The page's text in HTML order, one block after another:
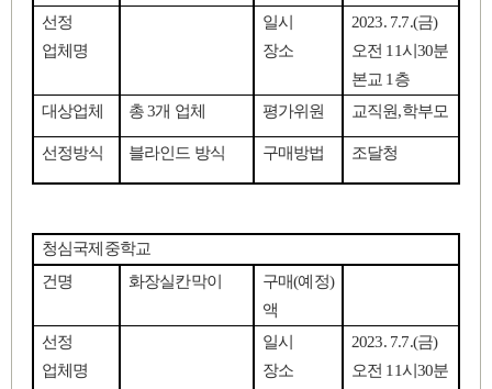
선정
업체명
일시
장소
2023. 7.7.(금)
오전 11시30분
본교 1 층
대상업체
총3개 업체 평가위원 교직원,학부모
선정방식 블라인드 방식 구매방법 조달청
청심국제중학교
건명
화장실칸막이 구매(예정)
액
선정
업체명
일시
장소
2023. 7.7.(금)
오전 11시30분